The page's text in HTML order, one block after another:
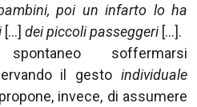
poi un infarto lo ha
[…] dei piccoli passeggeri[…].
soffermarsi
il gesto individuale
invece, di assumere